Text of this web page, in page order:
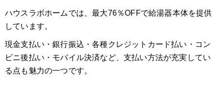
ハウスラボホームでは、最大76％OFFで給湯器本体を提供
しています。
現金支払い・銀行振込・各種クレジットカード払い・コン
ビニ後払い・モバイル決済など、支払い方法が充実してい
る点も魅力の一つです。